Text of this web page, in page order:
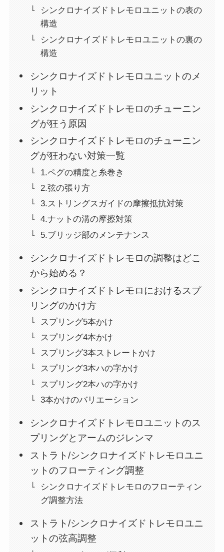
シンクロナイズドトレモロユニットの表の
構造
シンクロナイズドトレモロユニットの裏の
構造
シンクロナイズドトレモロユニットのメ
リット
シンクロナイズドトレモロのチューニン
グが狂う原因
シンクロナイズドトレモロのチューニン
グが狂わない対策一覧
1.ペグの精度と糸巻き
2.弦の張り方
3.ストリングスガイドの摩擦抵抗対策
4.ナットの溝の摩擦対策
5.ブリッジ部のメンテナンス
シンクロナイズドトレモロの調整はどこ
から始める？
シンクロナイズドトレモロにおけるスプ
リングのかけ方
スプリング5本かけ
スプリング4本かけ
スプリング3本ストレートかけ
スプリング3本ハの字かけ
スプリング2本ハの字かけ
3本かけのバリエーション
シンクロナイズドトレモロユニットのス
プリングとアームのジレンマ
ストラト/シンクロナイズドトレモロユニ
ットのフローティング調整
シンクロナイズドトレモロのフローティン
グ調整方法
ストラト/シンクロナイズドトレモロユニ
ットの弦高調整